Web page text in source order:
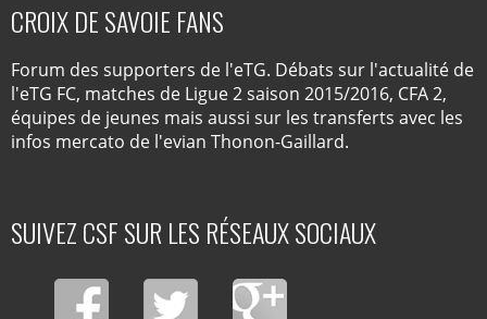
CROIX DE SAVOIE FANS
Forum des supporters de l'eTG. Débats sur l'actualité de
l'eTG FC, matches de Ligue 2 saison 2015/2016, CFA 2,
équipes de jeunes mais aussi sur les transferts avec les
infos mercato de l'evian Thonon-Gaillard.
SUIVEZ CSF SUR LES RÉSEAUX SOCIAUX